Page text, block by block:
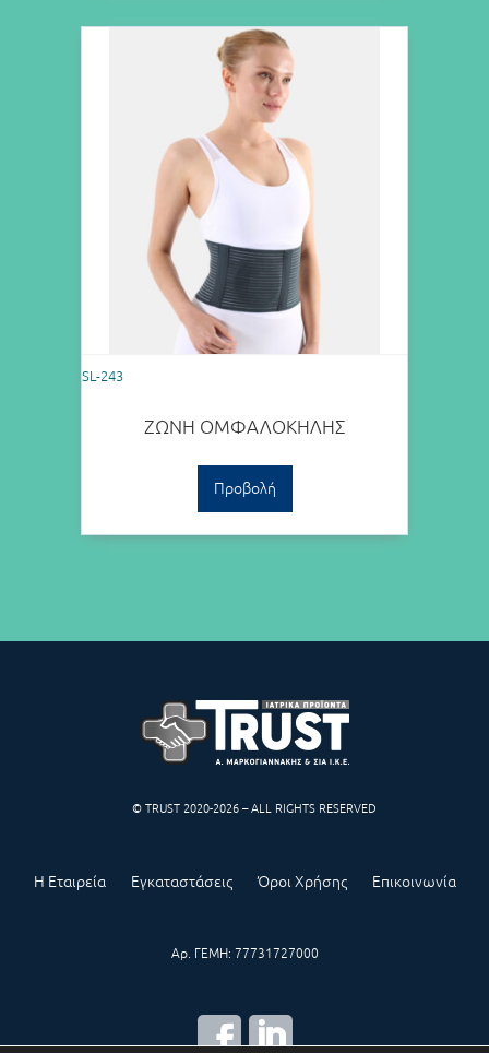
SL-243
ΖΩΝΗ ΟΜΦΑΛΟΚΗΛΗΣ
Προβολή
© TRUST 2020-2026 – ALL RIGHTS RESERVED
Η Εταιρεία Εγκαταστάσεις Όροι Χρήσης Επικοινωνία
Αρ. ΓΕΜΗ: 77731727000